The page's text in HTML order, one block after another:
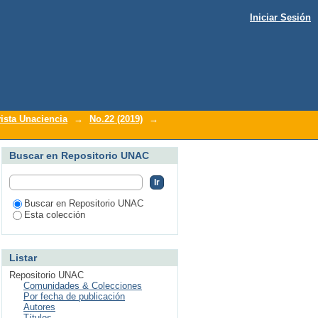
Iniciar Sesión
Unaciencia → No.22 (2019)
→
Buscar en Repositorio UNAC
Buscar en Repositorio UNAC
Esta colección
Listar
Repositorio UNAC
Comunidades & Colecciones
Por fecha de publicación
Autores